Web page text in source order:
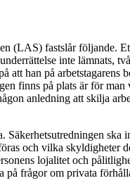
(LAS) fastslår följande.
inte lämnats,
han på
finns på plats är för
anledning att skilja
och vilka skyldigheter
lojalitet och
frågor om privata